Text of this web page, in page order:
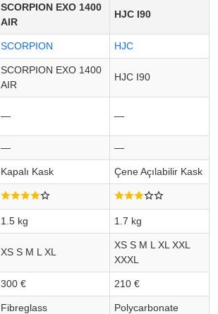
SCORPION EXO 1400
AIR
HJC I90
SCORPION HJC
SCORPION EXO 1400
AIR
HJC I90
— —
— —
Kapalı Kask Çene Açılabilir Kask
1.5 kg 1.7 kg
XS S M L XL
XS S M L XL XXL
XXXL
300 € 210 €
Fibreglass Polycarbonate